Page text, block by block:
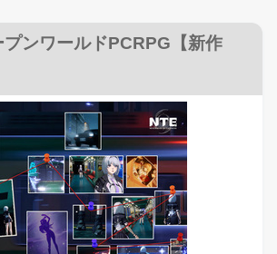
プンワールドPCRPG【新作